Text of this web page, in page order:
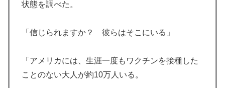
状態を調べた。
「信じられますか？ 彼らはそこにいる」
「アメリカには、生涯一度もワクチンを接種した
ことのない大人が約10万人いる。